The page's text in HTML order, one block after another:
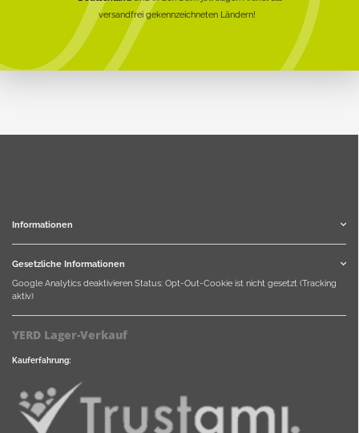
versandfrei gekennzeichneten Ländern!
Informationen
Gesetzliche Informationen
Google Analytics deaktivieren Status: Opt-Out-Cookie ist nicht gesetzt (Tracking
aktiv)
YERD Lager-Verkauf
Kauferfahrung: